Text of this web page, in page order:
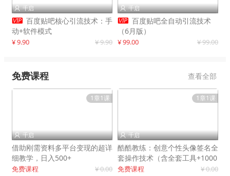
 千启
 百度贴吧核心引流技术：手
动+软件模式
¥ 9.90 ¥ 9.90
 千启
 百度贴吧全自动引流技术
（6月版）
¥ 99.00 ¥ 99.00
免费课程 查看全部
1章1课
 千启
借助刚需资料多平台变现的超详
细教学，日入500+
免费课程 ¥ 0.00
1章1课
 千启
酷酷教练：创意个性头像签名全
套操作技术（含全套工具+1000
套模板）
免费课程 ¥ 0.00